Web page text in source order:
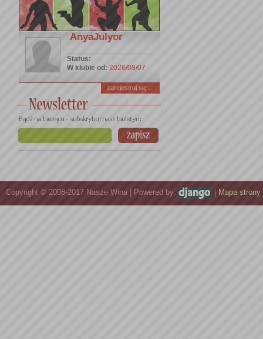
AnyaJulyor
Status:
W klubie od: 2026/08/07
zarejestruj się ...
Copyright © 2008-2017 Nasze Wina | Powered by: Mapa strony